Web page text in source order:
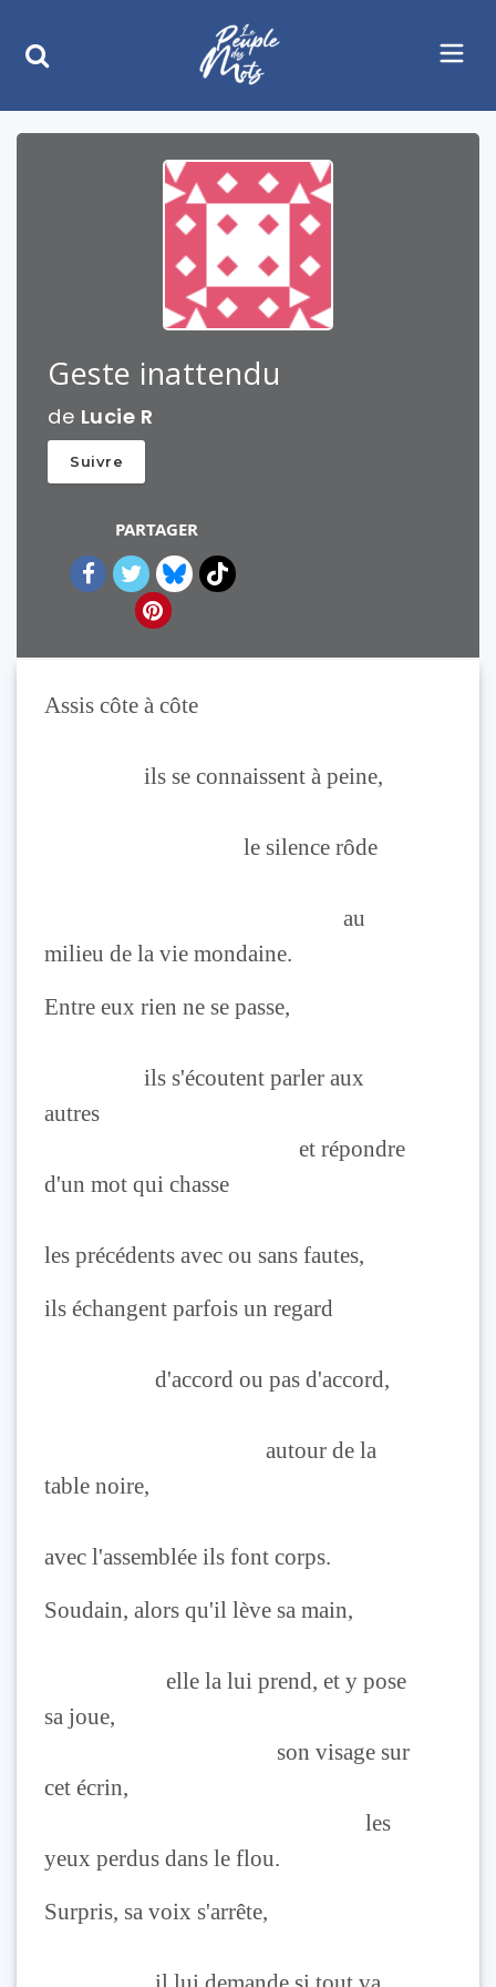
Geste inattendu
de Lucie R
Suivre
PARTAGER
Assis côte à côte
ils se connaissent à peine,
le silence rôde
au
milieu de la vie mondaine.
Entre eux rien ne se passe,
ils s'écoutent parler aux
autres
et répondre
d'un mot qui chasse
les précédents avec ou sans fautes,
ils échangent parfois un regard
d'accord ou pas d'accord,
autour de la
table noire,
avec l'assemblée ils font corps.
Soudain, alors qu'il lève sa main,
elle la lui prend, et y pose
sa joue,
son visage sur
cet écrin,
les
yeux perdus dans le flou.
Surpris, sa voix s'arrête,